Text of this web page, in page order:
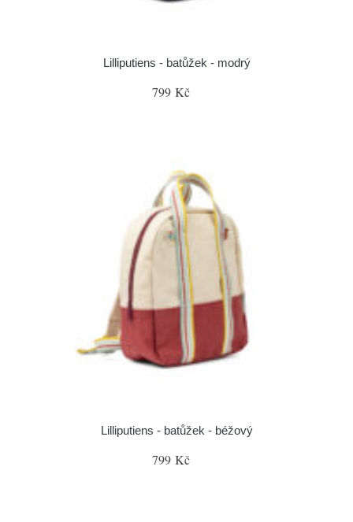
Lilliputiens - batůžek - modrý
799 Kč
Lilliputiens - batůžek - béžový
799 Kč